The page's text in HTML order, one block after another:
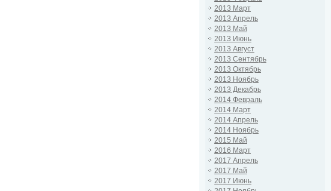
2013 Март
2013 Апрель
2013 Май
2013 Июнь
2013 Август
2013 Сентябрь
2013 Октябрь
2013 Ноябрь
2013 Декабрь
2014 Февраль
2014 Март
2014 Апрель
2014 Ноябрь
2015 Май
2016 Март
2017 Апрель
2017 Май
2017 Июнь